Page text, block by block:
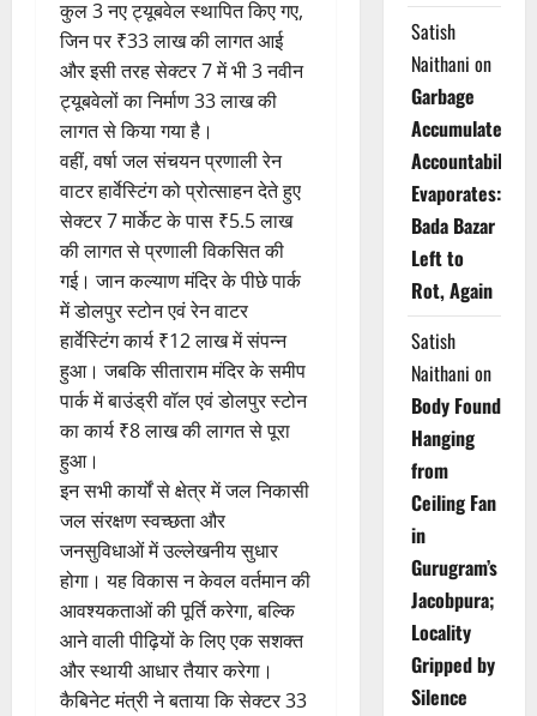
कुल 3 नए ट्यूबवेल स्थापित किए गए,
जिन पर ₹33 लाख की लागत आई
और इसी तरह सेक्टर 7 में भी 3 नवीन
ट्यूबवेलों का निर्माण 33 लाख की
लागत से किया गया है।
वहीं, वर्षा जल संचयन प्रणाली रेन
वाटर हार्वेस्टिंग को प्रोत्साहन देते हुए
सेक्टर 7 मार्केट के पास ₹5.5 लाख
की लागत से प्रणाली विकसित की
गई। जान कल्याण मंदिर के पीछे पार्क
में डोलपुर स्टोन एवं रेन वाटर
हार्वेस्टिंग कार्य ₹12 लाख में संपन्न
हुआ। जबकि सीताराम मंदिर के समीप
पार्क में बाउंड्री वॉल एवं डोलपुर स्टोन
का कार्य ₹8 लाख की लागत से पूरा
हुआ।
इन सभी कार्यों से क्षेत्र में जल निकासी
जल संरक्षण स्वच्छता और
जनसुविधाओं में उल्लेखनीय सुधार
होगा। यह विकास न केवल वर्तमान की
आवश्यकताओं की पूर्ति करेगा, बल्कि
आने वाली पीढ़ियों के लिए एक सशक्त
और स्थायी आधार तैयार करेगा।
कैबिनेट मंत्री ने बताया कि सेक्टर 33
Satish
Naithani on
Garbage
Accumulates,
Accountability
Evaporates:
Bada Bazar
Left to
Rot, Again
Satish
Naithani on
Body Found
Hanging
from
Ceiling Fan
in
Gurugram’s
Jacobpura;
Locality
Gripped by
Silence